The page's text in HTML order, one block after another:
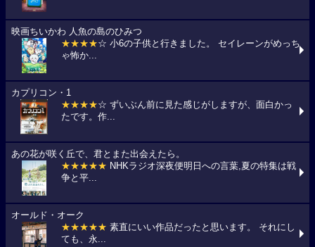
映画ちいかわ 人魚の島のひみつ
★★★★☆ 小6の子供と行きました。 セイレーンがめっち
ゃ怖か...
カプリコン・1
★★★★☆ ずいぶん前に見た感じがしますが、面白かっ
たです。作...
あの花が咲く丘で、君とまた出会えたら。
★★★★★ NHKラジオ深夜便明日への言葉,夏の特集は戦
争と平...
オールド・オーク
★★★★★ 素直にいい作品だったと思います。 それにし
ても、永...